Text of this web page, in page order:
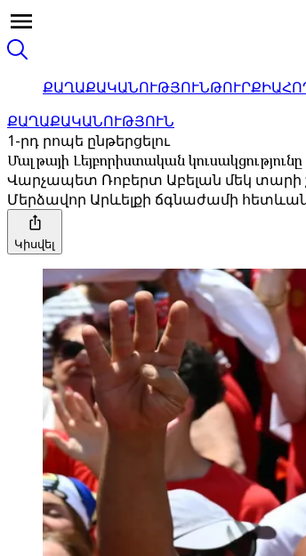
ՔԱՂԱՔԱԿԱՆՈՒԹՅՈՒՆԹՈՒՐՔԻԱ
ՔԱՂԱՔԱԿԱՆՈՒԹՅՈՒՆ
1-րդ րոպե ընթերցելու
Մալթայի Լեյբորիստական
Վարչապետ Ռոբերտ Աբելան մեկ տարի
Մերձավոր Արևելքի ճգնաժամի
Կիսվել